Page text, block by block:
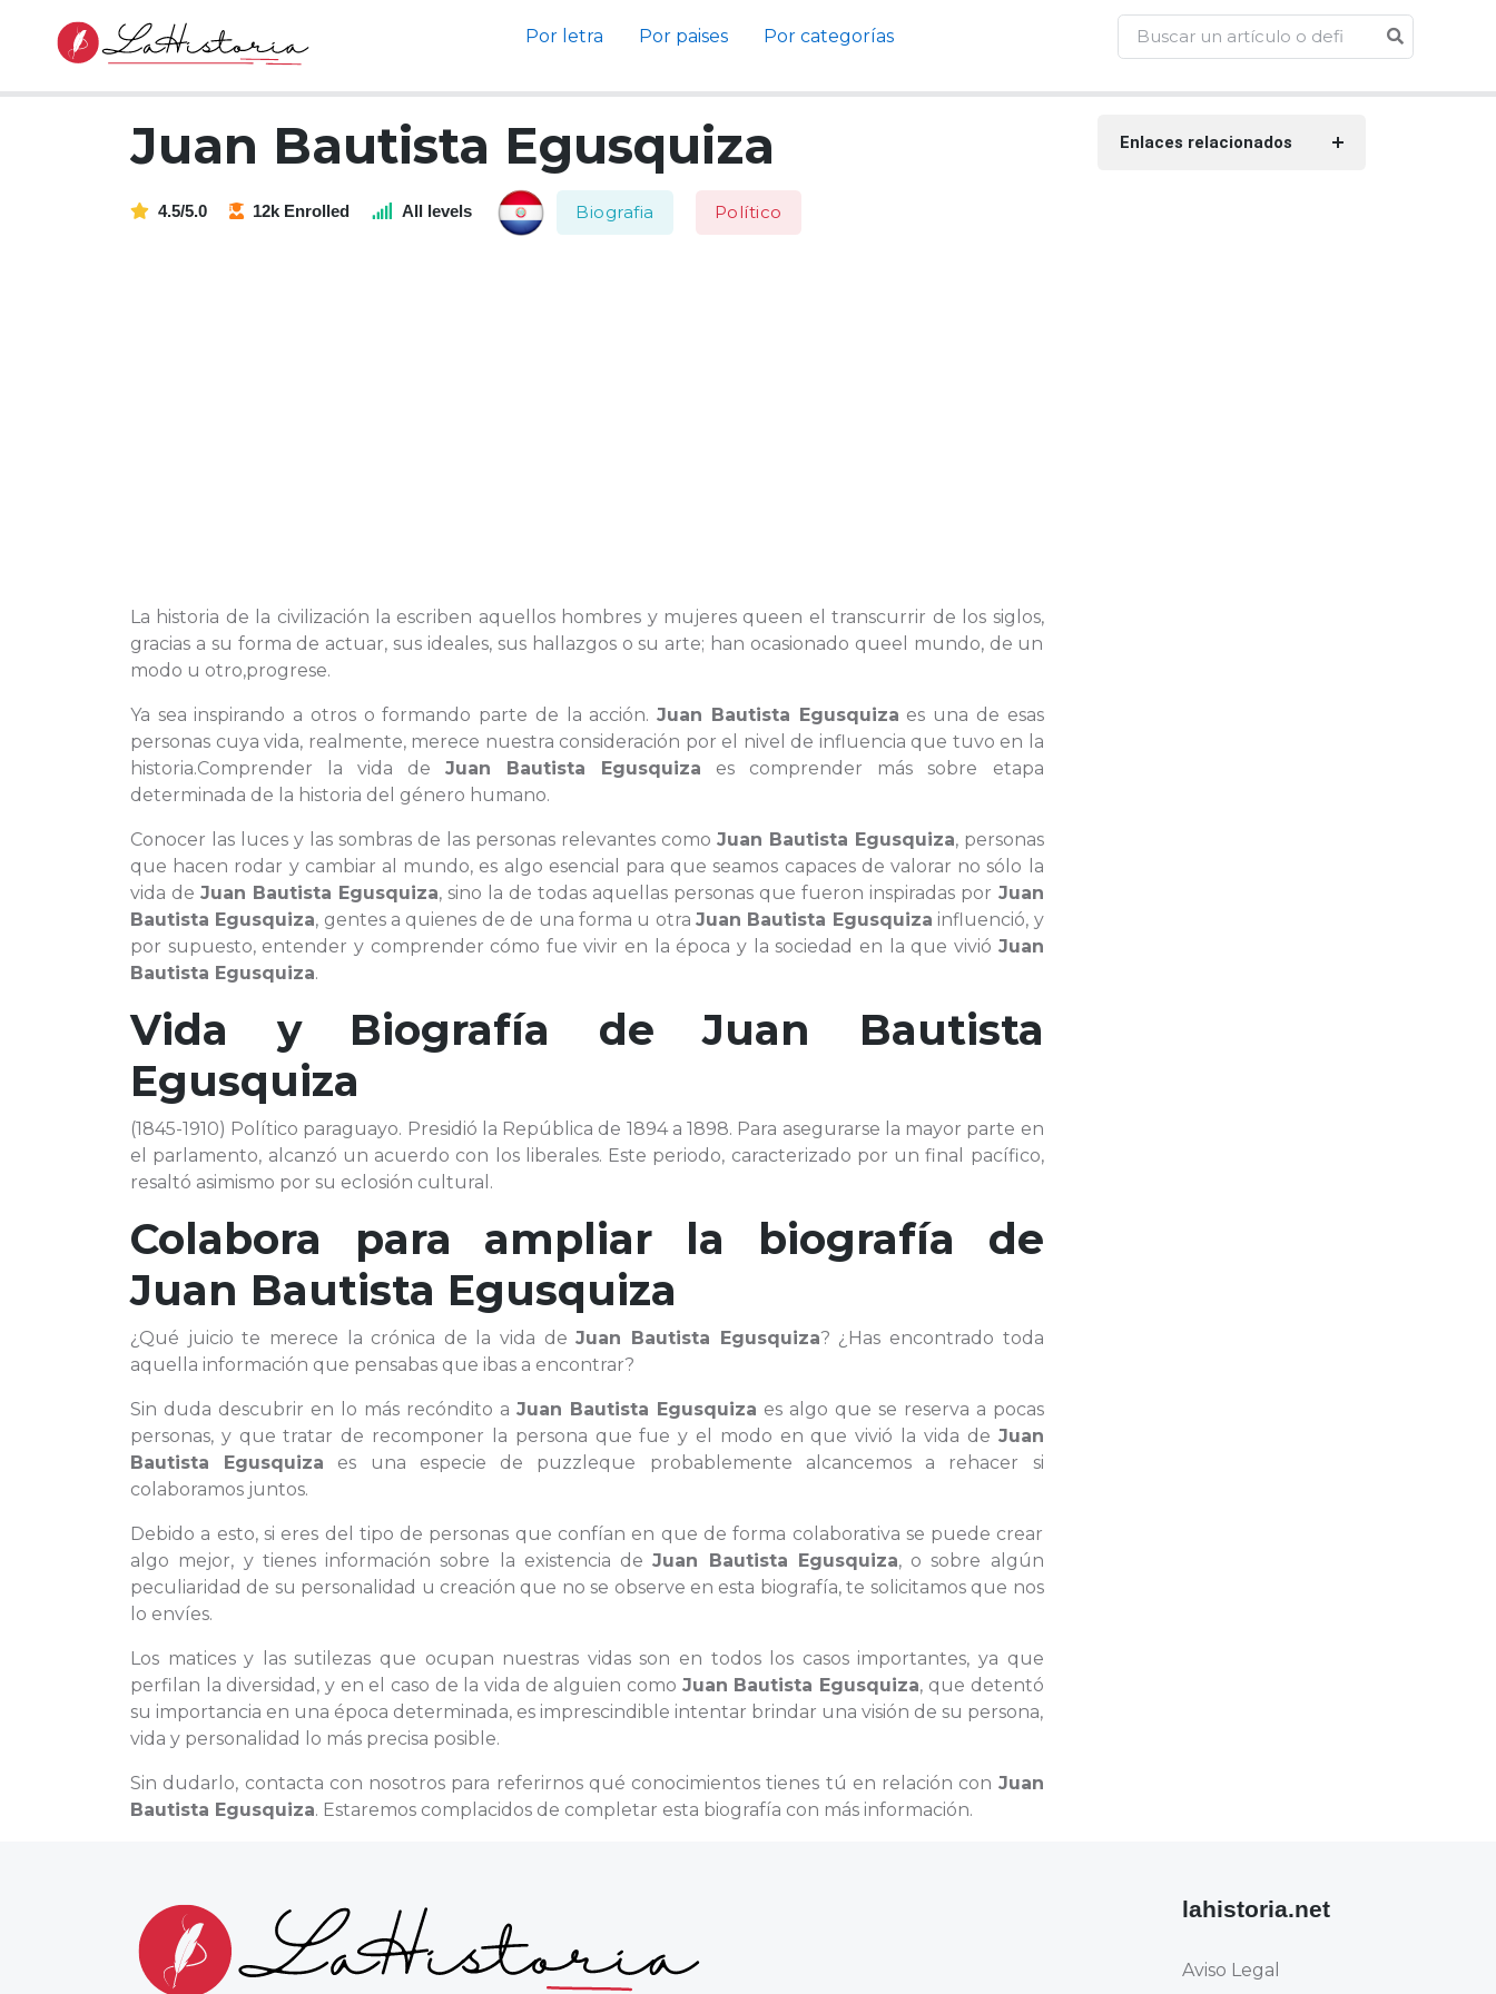
Por letra Por paises Por categorías
Juan Bautista Egusquiza
4.5/5.0 12k Enrolled All levels Biografia Político
La historia de la civilización la escriben aquellos hombres y mujeres queen el transcurrir de los siglos,
gracias a su forma de actuar, sus ideales, sus hallazgos o su arte; han ocasionado queel mundo, de un
modo u otro,progrese.
Ya sea inspirando a otros o formando parte de la acción.Juan Bautista Egusquiza es una de esas
personas cuya vida, realmente, merece nuestra consideración por el nivel de influencia que tuvo en la
historia.Comprender la vida deJuan Bautista Egusquiza es comprender más sobre etapa
determinada de la historia del género humano.
Conocer las luces y las sombras de las personas relevantes como Juan Bautista Egusquiza, personas
que hacen rodar y cambiar al mundo, es algo esencial para que seamos capaces de valorar no sólo la
vida deJuan Bautista Egusquiza, sino la de todas aquellas personas que fueron inspiradas por Juan
Bautista Egusquiza, gentes a quienes de de una forma u otraJuan Bautista Egusquiza influenció, y
por supuesto, entender y comprender cómo fue vivir en la época y la sociedad en la que vivió Juan
Bautista Egusquiza.
Vida y Biografía deJuan Bautista
Egusquiza
(1845-1910) Político paraguayo. Presidió la República de 1894 a 1898. Para asegurarse la mayor parte en
el parlamento, alcanzó un acuerdo con los liberales. Este periodo, caracterizado por un final pacífico,
resaltó asimismo por su eclosión cultural.
Colabora para ampliar la biografía de
Juan Bautista Egusquiza
¿Qué juicio te merece la crónica de la vida deJuan Bautista Egusquiza? ¿Has encontrado toda
aquella información que pensabas que ibas a encontrar?
Sin duda descubrir en lo más recóndito a Juan Bautista Egusquiza es algo que se reserva a pocas
personas, y que tratar de recomponer la persona que fue y el modo en que vivió la vida de Juan
Bautista Egusquiza es una especie de puzzleque probablemente alcancemos a rehacer si
colaboramos juntos.
Debido a esto, si eres del tipo de personas que confían en que de forma colaborativa se puede crear
algo mejor, y tienes información sobre la existencia deJuan Bautista Egusquiza, o sobre algún
peculiaridad de su personalidad u creación que no se observe en esta biografía, te solicitamos que nos
lo envíes.
Los matices y las sutilezas que ocupan nuestras vidas son en todos los casos importantes, ya que
perfilan la diversidad, y en el caso de la vida de alguien como Juan Bautista Egusquiza, que detentó
su importancia en una época determinada, es imprescindible intentar brindar una visión de su persona,
vida y personalidad lo más precisa posible.
Sin dudarlo, contacta con nosotros para referirnos qué conocimientos tienes tú en relación con Juan
Bautista Egusquiza. Estaremos complacidos de completar esta biografía con más información.
Enlaces relacionados
lahistoria.net
Aviso Legal